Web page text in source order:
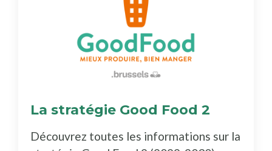
La stratégie Good Food 2
plus)
Découvrez toutes les informations sur la